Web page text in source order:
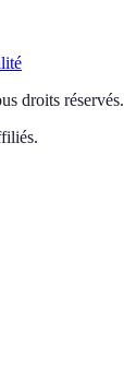
droits réservés.